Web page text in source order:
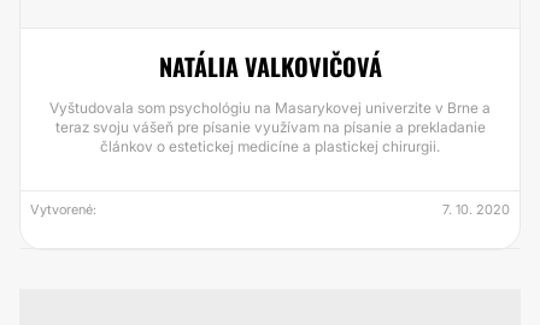
NATÁLIA VALKOVIČOVÁ
Vyštudovala som psychológiu na Masarykovej univerzite v Brne a
teraz svoju vášeň pre písanie využívam na písanie a prekladanie
článkov o estetickej medicíne a plastickej chirurgii.
Vytvorené: 7. 10. 2020